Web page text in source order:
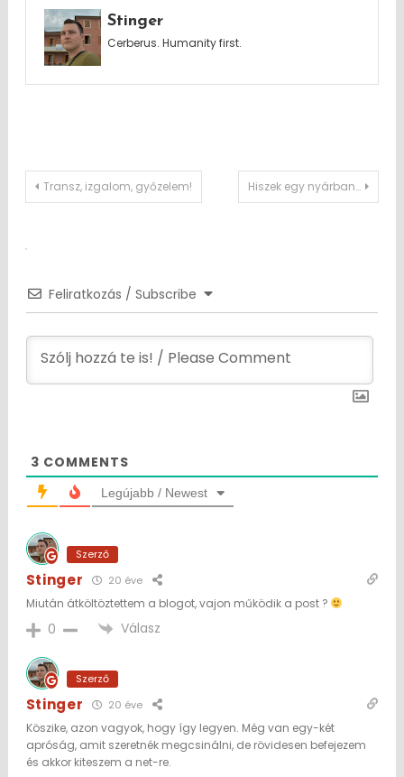
Stinger
Cerberus. Humanity first.
Post
Transz, izgalom, győzelem! Hiszek egy nyárban…
Feliratkozás / Subscribe
3 COMMENTS
Legújabb / Newest
Szerző
Stinger 20 éve
Miután átköltöztettem a blogot, vajon működik a post ?
0 Válasz
Szerző
Stinger 20 éve
Köszike, azon vagyok, hogy így legyen. Még van egy-két
apróság, amit szeretnék megcsinálni, de rövidesen befejezem
és akkor kiteszem a net-re.